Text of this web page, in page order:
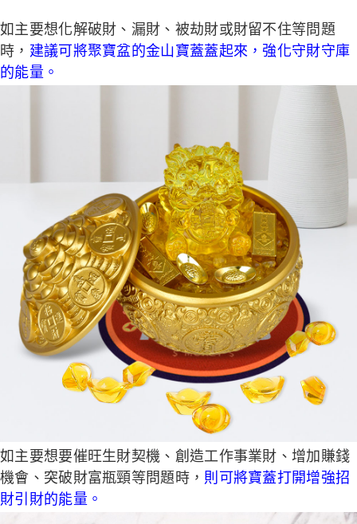
如主要想化解破財、漏財、被劫財或財留不住等問題
時， 建議可將聚寶盆的金山寶蓋蓋起來，強化守財守庫
的能量。
如主要想要催旺生財契機、創造工作事業財、增加賺錢
機會、突破財富瓶頸等問題時， 則可將寶蓋打開增強招
財引財的能量。